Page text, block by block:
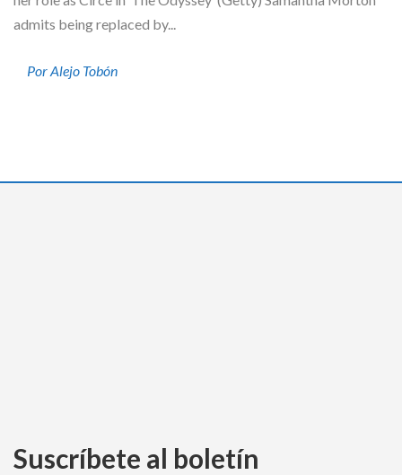
admits being replaced by...
Por Alejo Tobón
Suscríbete al boletín